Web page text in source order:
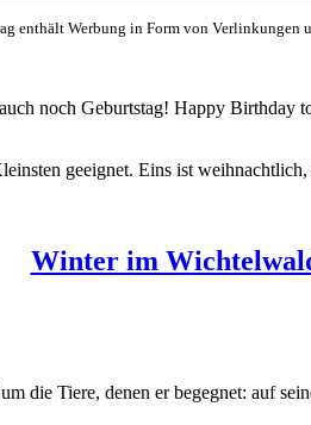
enthält Werbung in Form von Verlinkungen
noch Geburtstag! Happy
geeignet. Eins ist
Winter im
die Tiere, denen er begegnet: auf